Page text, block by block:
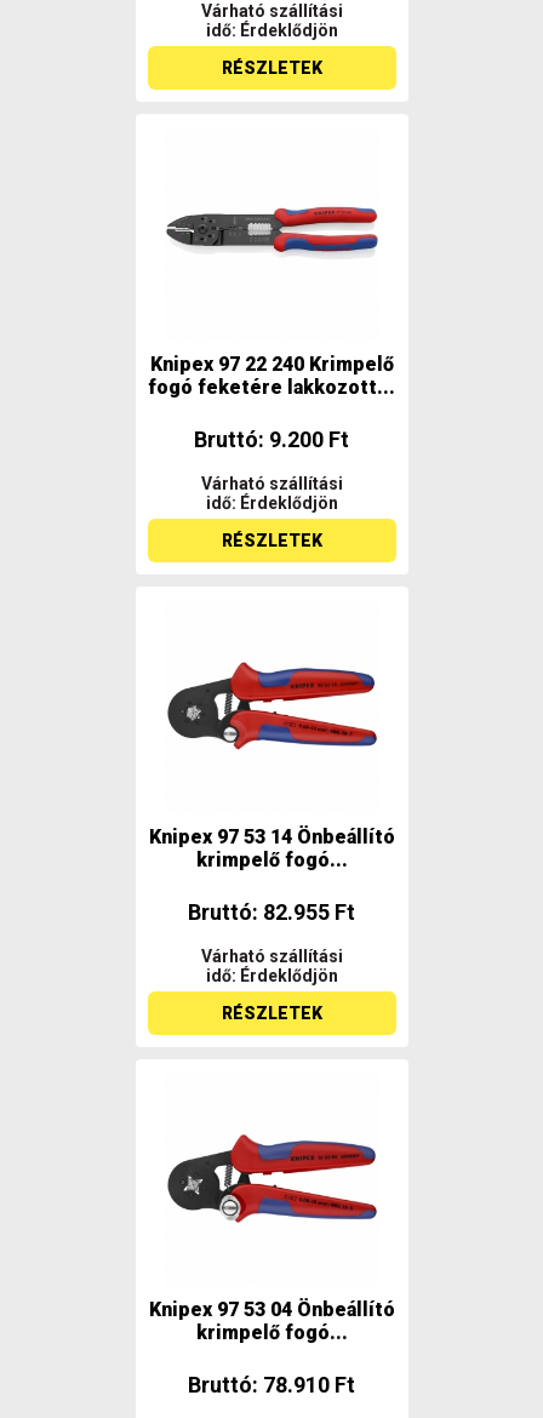
Várható szállítási
idő: Érdeklődjön
RÉSZLETEK
Knipex 97 22 240 Krimpelő
fogó feketére lakkozott...
Bruttó: 9.200 Ft
Várható szállítási
idő: Érdeklődjön
RÉSZLETEK
Knipex 97 53 14 Önbeállító
krimpelő fogó...
Bruttó: 82.955 Ft
Várható szállítási
idő: Érdeklődjön
RÉSZLETEK
Knipex 97 53 04 Önbeállító
krimpelő fogó...
Bruttó: 78.910 Ft